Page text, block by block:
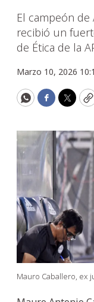
El campeón
recibió un
de Ética de la
Marzo 10, 2026
WhatsApp
Mauro Caballero, ex